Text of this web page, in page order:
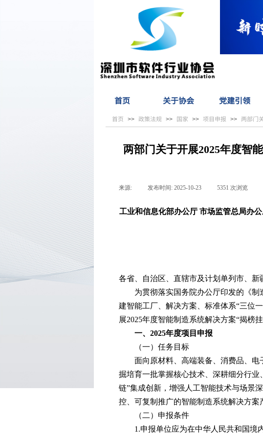
首页 关于协会 党建引领
首页 >> 政策法规 >> 国家 >> 项目申报 >> 两部门
两部门关于开展2025年度智
来源: 发布时间: 2025-10-23 5351 次浏览
工业和信息化部办公厅 市场监管总局办
各省、自治区、直辖市及计划单列市、新
为贯彻落实国务院办公厅印发的《
建智能工厂、解决方案、标准体系“三位
展2025年度智能制造系统解决方案“揭榜
一、2025年度项目申报
（一）任务目标
面向原材料、高端装备、消费品、
掘培育一批掌握核心技术、深耕细分行
链”集成创新，增强人工智能技术与场景
控、可复制推广的智能制造系统解决方案
（二）申报条件
1.申报单位应为在中华人民共和国境